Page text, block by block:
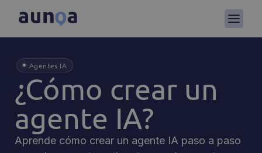
Agentes IA
¿Cómo crear un
agente IA?
Aprende cómo crear un agente IA paso a paso